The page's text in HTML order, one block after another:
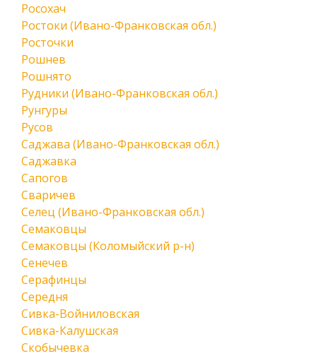
Росохач
Ростоки (Ивано-Франковская обл.)
Росточки
Рошнев
Рошнято
Рудники (Ивано-Франковская обл.)
Рунгуры
Русов
Саджава (Ивано-Франковская обл.)
Саджавка
Сапогов
Сваричев
Селец (Ивано-Франковская обл.)
Семаковцы
Семаковцы (Коломыйский р-н)
Сенечев
Серафинцы
Середня
Сивка-Войниловская
Сивка-Калушская
Скобычевка